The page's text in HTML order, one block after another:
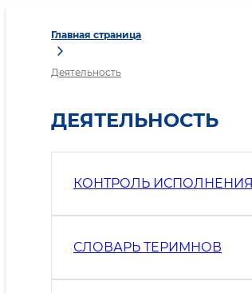
Главная страница
Деятельность
ДЕЯТЕЛЬНОСТЬ
КОНТРОЛЬ ИСПОЛНЕНИЯ
СЛОВАРЬ ТЕРИМНОВ